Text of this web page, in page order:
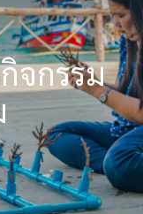
จกรรม